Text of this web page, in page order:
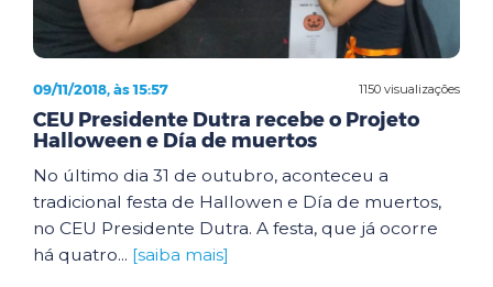
1150 visualizações
09/11/2018, às 15:57
CEU Presidente Dutra recebe o Projeto
Halloween e Día de muertos
No último dia 31 de outubro, aconteceu a
tradicional festa de Hallowen e Día de muertos,
no CEU Presidente Dutra. A festa, que já ocorre
há quatro... [saiba mais]